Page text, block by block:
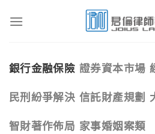
銀行金融保險 證券資本市場
民刑紛爭解決 信託財產規劃
智財著作佈局 家事婚姻案類